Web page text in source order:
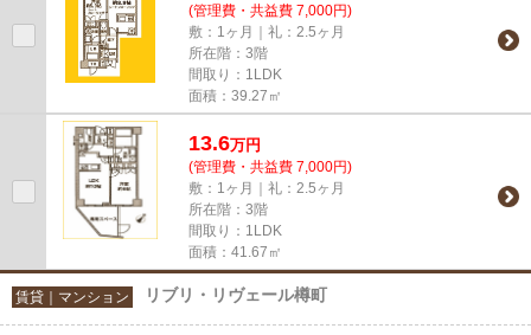
(管理費・共益費 7,000円)
敷：1ヶ月｜礼：2.5ヶ月
所在階：3階
間取り：1LDK
面積：39.27㎡
13.6万円
(管理費・共益費 7,000円)
敷：1ヶ月｜礼：2.5ヶ月
所在階：3階
間取り：1LDK
面積：41.67㎡
賃貸｜マンション リブリ・リヴェール樽町